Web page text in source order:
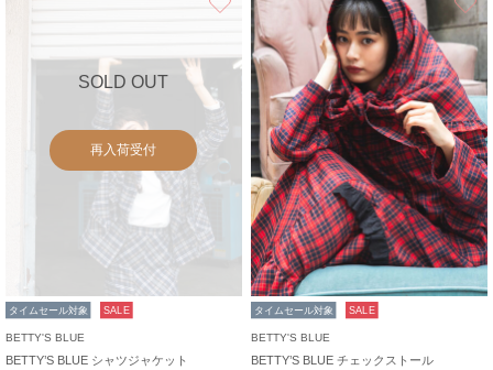
SOLD OUT
再入荷受付
タイムセール対象 SALE
BETTY'S BLUE
BETTY’S BLUE シャツジャケット
タイムセール対象 SALE
BETTY'S BLUE
BETTY’S BLUE チェックストール